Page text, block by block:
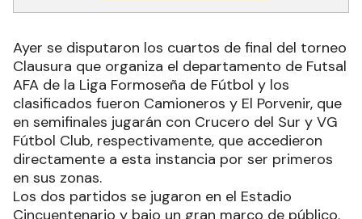
Ayer se disputaron los cuartos de final del torneo
Clausura que organiza el departamento de Futsal
AFA de la Liga Formoseña de Fútbol y los
clasificados fueron Camioneros y El Porvenir, que
en semifinales jugarán con Crucero del Sur y VG
Fútbol Club, respectivamente, que accedieron
directamente a esta instancia por ser primeros
en sus zonas.
Los dos partidos se jugaron en el Estadio
Cincuentenario y bajo un gran marco de público.